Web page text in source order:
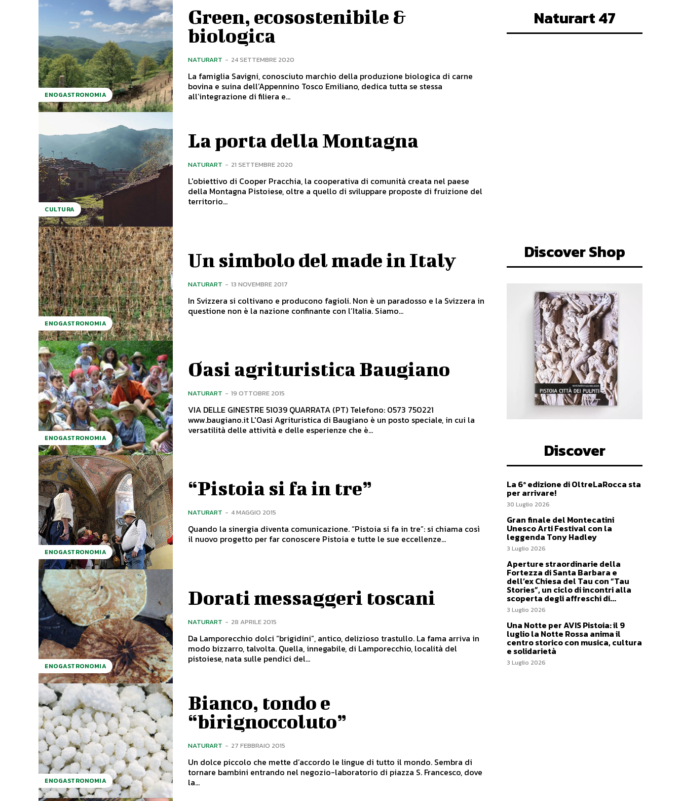
ENOGASTRONOMIA
Green, ecosostenibile &
biologica
NATURART - 24 SETTEMBRE 2020
La famiglia Savigni, conosciuto marchio della produzione biologica di carne
bovina e suina dell’Appennino Tosco Emiliano, dedica tutta se stessa
all’integrazione di filiera e...
CULTURA
La porta della Montagna
NATURART - 21 SETTEMBRE 2020
L'obiettivo di Cooper Pracchia, la cooperativa di comunità creata nel paese
della Montagna Pistoiese, oltre a quello di sviluppare proposte di fruizione del
territorio...
ENOGASTRONOMIA
Un simbolo del made in Italy
NATURART - 13 NOVEMBRE 2017
In Svizzera si coltivano e producono fagioli. Non è un paradosso e la Svizzera in
questione non è la nazione confinante con l’Italia. Siamo...
ENOGASTRONOMIA
Oasi agrituristica Baugiano
NATURART - 19 OTTOBRE 2015
VIA DELLE GINESTRE 51039 QUARRATA (PT) Telefono: 0573 750221
www.baugiano.it L'Oasi Agrituristica di Baugiano è un posto speciale, in cui la
versatilità delle attività e delle esperienze che è...
ENOGASTRONOMIA
“Pistoia si fa in tre”
NATURART - 4 MAGGIO 2015
Quando la sinergia diventa comunicazione. “Pistoia si fa in tre”: si chiama così
il nuovo progetto per far conoscere Pistoia e tutte le sue eccellenze...
ENOGASTRONOMIA
Dorati messaggeri toscani
NATURART - 28 APRILE 2015
Da Lamporecchio dolci “brigidini”, antico, delizioso trastullo. La fama arriva in
modo bizzarro, talvolta. Quella, innegabile, di Lamporecchio, località del
pistoiese, nata sulle pendici del...
ENOGASTRONOMIA
Bianco, tondo e
“birignoccoluto”
NATURART - 27 FEBBRAIO 2015
Un dolce piccolo che mette d’accordo le lingue di tutto il mondo. Sembra di
tornare bambini entrando nel negozio-laboratorio di piazza S. Francesco, dove
la...
Naturart 47
Discover Shop
Discover
La 6ª edizione di OltreLaRocca sta
per arrivare!
30 Luglio 2026
Gran finale del Montecatini
Unesco Arti Festival con la
leggenda Tony Hadley
3 Luglio 2026
Aperture straordinarie della
Fortezza di Santa Barbara e
dell’ex Chiesa del Tau con “Tau
Stories”, un ciclo di incontri alla
scoperta degli affreschi di...
3 Luglio 2026
Una Notte per AVIS Pistoia: il 9
luglio la Notte Rossa anima il
centro storico con musica, cultura
e solidarietà
3 Luglio 2026